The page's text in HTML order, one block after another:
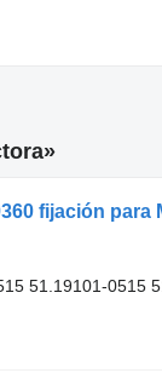
51.19101-0515